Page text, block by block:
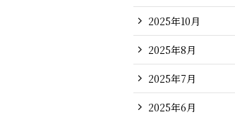
2025年10月
2025年8月
2025年7月
2025年6月